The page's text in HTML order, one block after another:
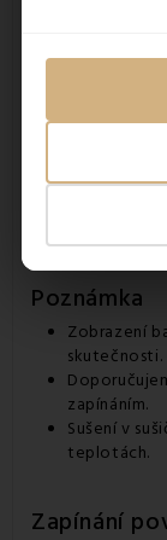
Vlastnosti
gramáž:
Poznámka
Zobrazení
skutečnosti.
zapínáním.
Sušení v
teplotách.
Zapínání